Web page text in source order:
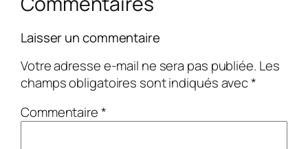
Laisser un commentaire
Votre adresse e-mail ne sera pas publiée. Les
champs obligatoires sont indiqués avec*
Commentaire*